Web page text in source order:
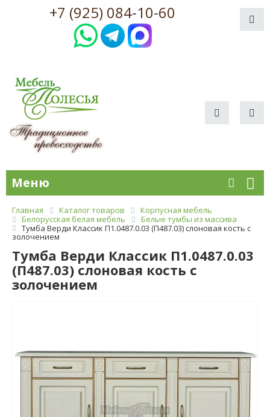
+7 (925) 084-10-60
Меню
Главная Каталог товаров
Корпусная мебель
Белорусская белая мебель
Белые тумбы из массива
Тумба Верди Классик П1.0487.0.03 (П487.03) слоновая кость с
золочением
Тумба Верди Классик П1.0487.0.03
(П487.03) слоновая кость с
золочением